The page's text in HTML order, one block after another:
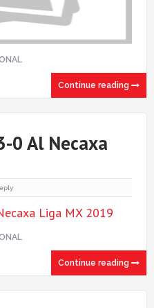
Continue reading
0 Al Necaxa
Continue reading